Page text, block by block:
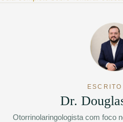
ESCRITO
Dr.
Otorrinolaringologista com foco